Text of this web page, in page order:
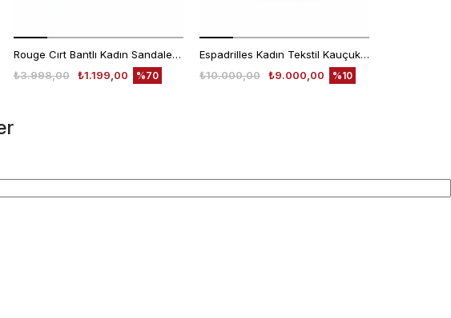
Rouge Cırt Bantlı Kadın Sandalet 1001
₺1.199,00
₺3.998,00 %70
Espadrilles Kadın Tekstil Kauçuk Taban Negro Sandalet
₺9.000,00
₺10.000,00 %10